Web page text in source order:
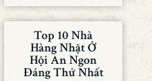
Top 10 Nhà
Hàng Nhật Ở
Hội An Ngon
Đáng Thử Nhất